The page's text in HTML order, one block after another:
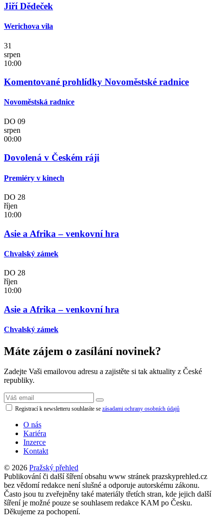
Jiří Dědeček
Werichova vila
31
srpen
10:00
Komentované prohlídky Novoměstské radnice
Novoměstská radnice
DO 09
srpen
00:00
Dovolená v Českém ráji
Premiéry v kinech
DO 28
říjen
10:00
Asie a Afrika – venkovní hra
Chvalský zámek
DO 28
říjen
10:00
Asie a Afrika – venkovní hra
Chvalský zámek
Máte zájem o zasílání novinek?
Zadejte Vaši emailovou adresu a zajistěte si tak aktuality z České
republiky.
Registrací k newsletteru souhlasíte se zásadami ochrany osobních údajů
O nás
Kariéra
Inzerce
Kontakt
© 2026 Pražský přehled
Publikování či další šíření obsahu www stránek prazskyprehled.cz
bez vědomí redakce není slušné a odporuje autorskému zákonu.
Často jsou tu zveřejněny také materiály třetích stran, kde jejich další
šíření je možné pouze se souhlasem redakce KAM po Česku.
Děkujeme za pochopení.